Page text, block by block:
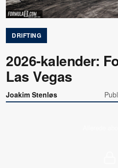
DRIFTING
2026-kalender:
Las Vegas
Joakim Stenløs